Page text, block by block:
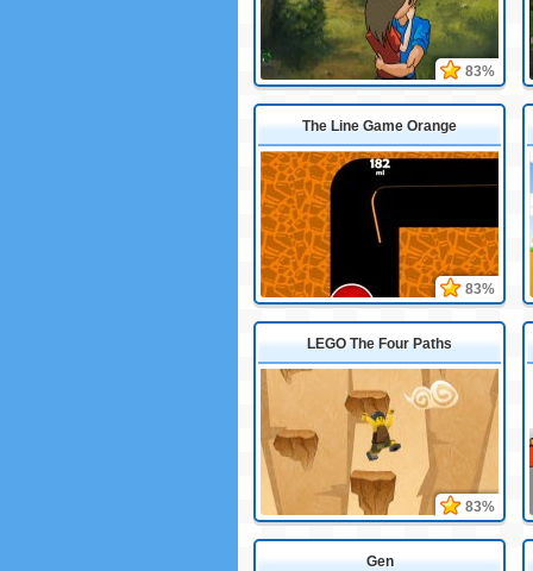
83%
The Line Game Orange
83%
LEGO The Four Paths
83%
Gen